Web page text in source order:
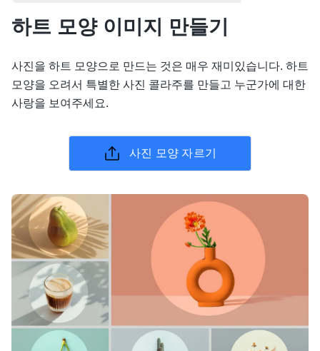
하트 모양 이미지 만들기
사진을 하트 모양으로 만드는 것은 매우 재미있습니다. 하트
모양을 오려서 특별한 사진 콜라주를 만들고 누군가에 대한
사랑을 보여주세요.
사진 모양 자르기